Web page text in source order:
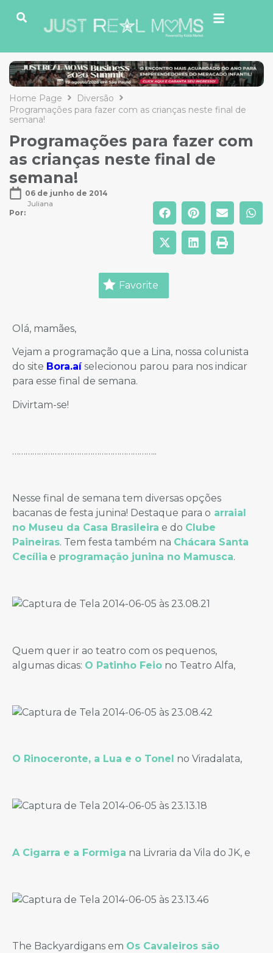
Home Page
Diversão
Programações para fazer com as crianças neste final de
semana!
Programações para fazer com
as crianças neste final de
semana!
06 de junho de 2014
Por:
Juliana
Favorite
Olá, mamães,
Vejam a programação que a Lina, nossa colunista
do site Bora.aíselecionou parou para nos indicar
para esse final de semana.
Divirtam-se!
………………………………………………………..
Nesse final de semana tem diversas opções
bacanas de festa junina! Destaque para o arraial
no Museu da Casa Brasileira e do Clube
Paineiras. Tem festa também na Chácara Santa
Cecília e programação junina no Mamusca.
Quem quer ir ao teatro com os pequenos,
algumas dicas: O Patinho Feio no Teatro Alfa,
O Rinoceronte, a Lua e o Tonel no Viradalata,
A Cigarra e a Formiga na Livraria da Vila do JK, e
The Backyardigans em Os Cavaleiros são